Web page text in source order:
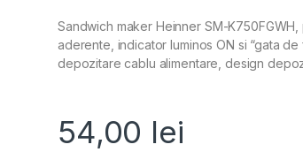
Sandwich maker Heinner SM-
aderente, indicator luminos ON si “gata
depozitare cablu alimentare, design
54,00 lei